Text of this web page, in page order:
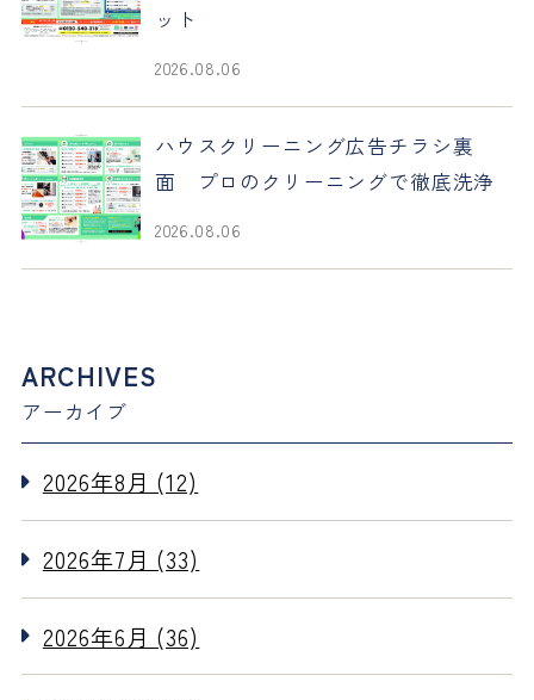
ット
2026.08.06
ハウスクリーニング広告チラシ裏
面 プロのクリーニングで徹底洗浄
2026.08.06
ARCHIVES
アーカイブ
2026年8月 (12)
2026年7月 (33)
2026年6月 (36)